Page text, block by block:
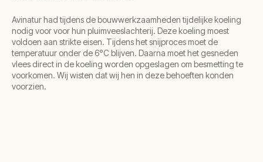
Avinatur had tijdens de bouwwerkzaamheden tijdelijke koeling
nodig voor voor hun pluimveeslachterij. Deze koeling moest
voldoen aan strikte eisen. Tijdens het snijproces moet de
temperatuur onder de 6°C blijven. Daarna moet het gesneden
vlees direct in de koeling worden opgeslagen om besmetting te
voorkomen. Wij wisten dat wij hen in deze behoeften konden
voorzien.